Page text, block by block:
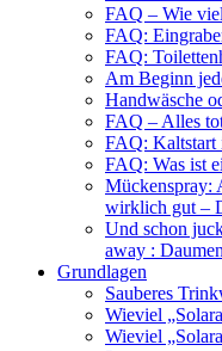
FAQ – Wie
FAQ:
FAQ:
Am Beginn
Handwäsche
FAQ – Alles
FAQ: Kaltstart
FAQ: Was ist
Mückenspray:
wirklich gut –
Und schon
away :
Grundlagen
Sauberes
Wieviel
Wieviel